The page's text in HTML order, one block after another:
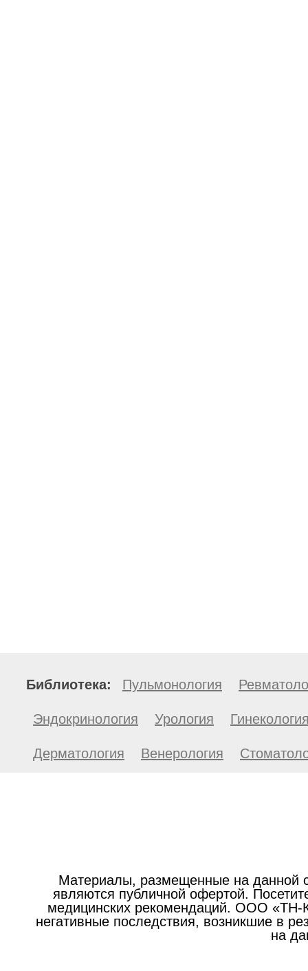
Библиотека: Пульмонология
Эндокринология Урология
Дерматология Венерология
Материалы, размещенные на данной
являются публичной офертой.
медицинских рекомендаций. ООО «ТН-
негативные последствия, возникшие в
на